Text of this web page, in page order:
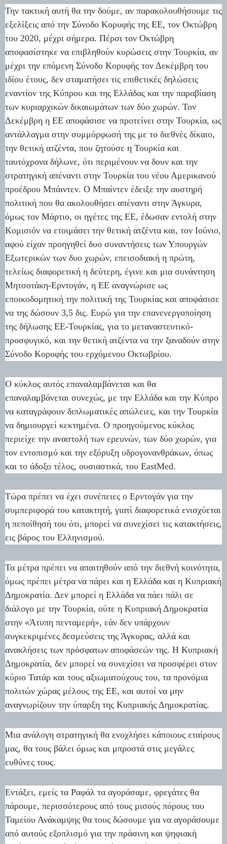
Την τακτική αυτή θα την δούμε, αν παρακολουθήσουμε τις
εξελίξεις από την Σύνοδο Κορυφής της ΕΕ, τον Οκτώβρη
του 2020, μέχρι σήμερα. Πέρσι τον Οκτώβρη
αποφασίστηκε να επιβληθούν κυρώσεις στην Τουρκία, αν
μέχρι την επόμενη Σύνοδο Κορυφής τον Δεκέμβρη του
ιδίου έτους, δεν σταματήσει τις επιθετικές δηλώσεις
εναντίον της Κύπρου και της Ελλάδας και την παραβίαση
των κυριαρχικών δικαιωμάτων των δύο χωρών. Τον
Δεκέμβρη η ΕΕ αποφάσισε να προτείνει στην Τουρκία, ως
αντάλλαγμα στην συμμόρφωσή της με το διεθνές δίκαιο,
την θετική ατζέντα, που ζητούσε η Τουρκία και
ταυτόχρονα δήλωνε, ότι περιμένουν να δουν και την
στρατηγική απέναντι στην Τουρκία του νέου Αμερικανού
προέδρου Μπάιντεν. Ο Μπαίντεν έδειξε την αυστηρή
πολιτική που θα ακολουθήσει απέναντι στην Άγκυρα,
όμως τον Μάρτιο, οι ηγέτες της ΕΕ, έδωσαν εντολή στην
Κομισιόν να ετοιμάσει την θετική ατζέντα και, τον Ιούνιο,
αφού είχαν προηγηθεί δυο συναντήσεις των Υπουργών
Εξωτερικών των δυο χωρών, επεισοδιακή η πρώτη,
τελείως διαφορετική η δεύτερη, έγινε και μια συνάντηση
Μητσοτάκη-Ερντογάν, η ΕΕ αναγνώρισε ως
εποικοδομητική την πολιτική της Τουρκίας και αποφάσισε
να της δώσουν 3,5 δις. Ευρώ για την επανενεργοποίηση
της δήλωσης ΕΕ-Τουρκίας, για το μεταναστευτικό-
προσφυγικό, και την θετική ατζέντα να την ξαναδούν στην
Σύνοδο Κορυφής του ερχόμενου Οκτωβρίου.
Ο κύκλος αυτός επαναλαμβάνεται και θα
επαναλαμβάνεται συνεχώς, με την Ελλάδα και την Κύπρο
να καταγράφουν διπλωματικές απώλειες, και την Τουρκία
να δημιουργεί κεκτημένα. Ο προηγούμενος κύκλος
περιείχε την αναστολή των ερευνών, των δύο χωρών, για
τον εντοπισμό και την εξόρυξη υδρογονανθράκων, όπως
και το άδοξο τέλος, ουσιαστικά, του EastMed.
Τώρα πρέπει να έχει συνέπειες ο Ερντογάν για την
συμπεριφορά του κατακτητή, γιατί διαφορετικά ενισχύεται
η πεποίθησή του ότι, μπορεί να συνεχίσει τις κατακτήσεις,
εις βάρος του Ελληνισμού.
Τα μέτρα πρέπει να απαιτηθούν από την διεθνή κοινότητα,
όμως πρέπει μέτρα να πάρει και η Ελλάδα και η Κυπριακή
Δημοκρατία. Δεν μπορεί η Ελλάδα να πάει πάλι σε
διάλογο με την Τουρκία, ούτε η Κυπριακή Δημοκρατία
στην «Άτυπη πενταμερή», εάν δεν υπάρχουν
συγκεκριμένες δεσμεύσεις της Άγκυρας, αλλά και
ανακλήσεις των πρόσφατων αποφάσεών της. Η Κυπριακή
Δημοκρατία, δεν μπορεί να συνεχίσει να προσφέρει στον
κύριο Τατάρ και τους αξιωματούχους του, τα προνόμια
πολιτών χώρας μέλους της ΕΕ, και αυτοί να μην
αναγνωρίζουν την ύπαρξη της Κυπριακής Δημοκρατίας.
Μια ανάλογη στρατηγική θα ενοχλήσει κάποιους εταίρους
μας, θα τους βάλει όμως και μπροστά στις μεγάλες
ευθύνες τους.
Εντάξει, εμείς τα Ραφάλ τα αγοράσαμε, φρεγάτες θα
πάρουμε, περισσότερους από τους μισούς πόρους του
Ταμείου Ανάκαμψης θα τους δώσουμε για να αγοράσουμε
από αυτούς εξοπλισμό για την πράσινη και ψηφιακή